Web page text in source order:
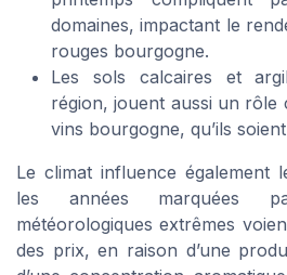
domaines, impactant le
rouges bourgogne.
Les sols calcaires et
région, jouent aussi un rôle
vins bourgogne, qu’ils
Le climat influence également
les années marquées
météorologiques extrêmes
des prix, en raison d’une